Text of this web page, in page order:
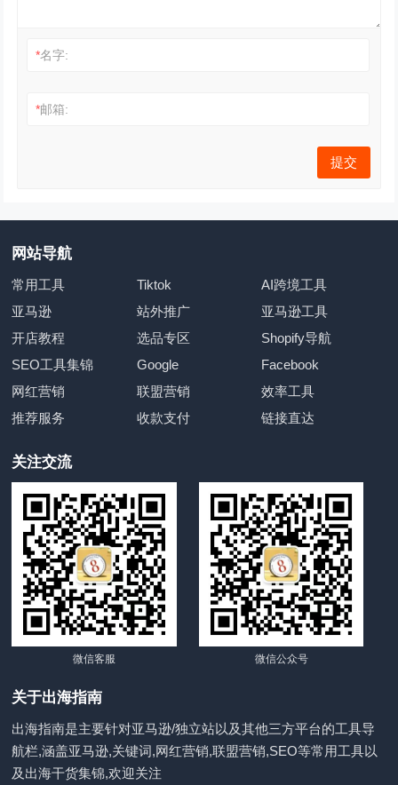
*名字:
*邮箱:
网站导航
常用工具 Tiktok
AI跨境工具
亚马逊
站外推广
亚马逊工具
开店教程
选品专区
Shopify导航
SEO工具集锦
Google
Facebook
网红营销
联盟营销
效率工具
推荐服务
收款支付 链接直达
关注交流
微信客服 微信公众号
关于出海指南
出海指南是主要针对亚马逊/独立站以及其他三方平台的工具导
航栏,涵盖亚马逊,关键词,网红营销,联盟营销,SEO等常用工具以
及出海干货集锦,欢迎关注